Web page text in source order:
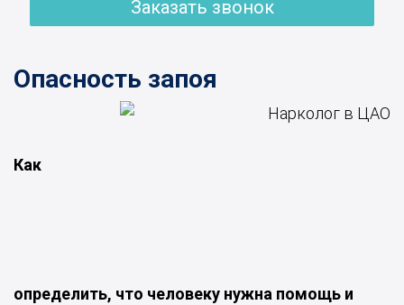
Заказать звонок
Опасность запоя
Как
определить, что человеку нужна помощь и